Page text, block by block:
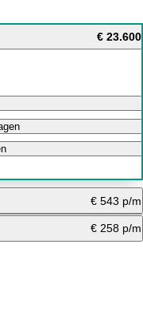
€ 23.600
€ 543 p/m
€ 258 p/m